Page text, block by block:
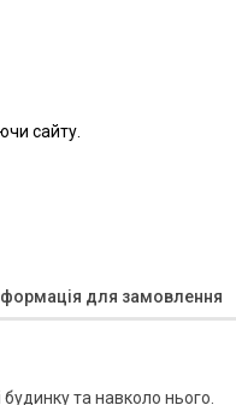
сайту.
для замовлення
та навколо нього.